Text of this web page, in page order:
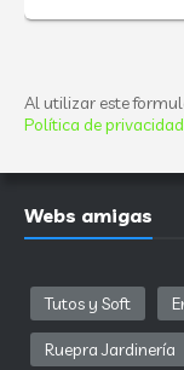
Al utilizar este
Política de privacidad
Webs amigas
Tutos y Soft
Ruepra Jardinería